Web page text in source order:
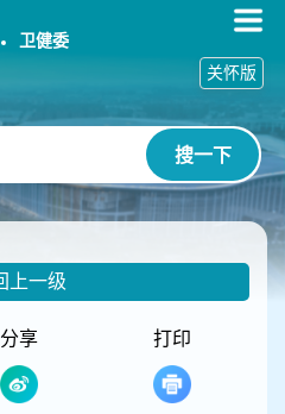
卫健委
搜一下
关怀版
上一级
分享 打印